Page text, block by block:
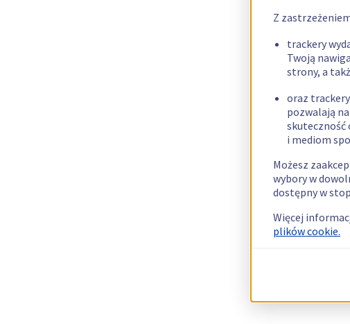
Z
trackery
Twoją
strony, a
oraz
pozwalają
skuteczność
i mediom
Możesz
wybory w
dostępny w
Więcej
plików cookie.